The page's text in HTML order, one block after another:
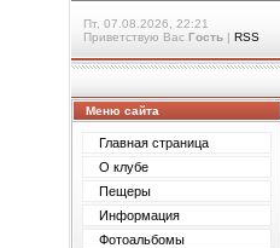
Пт, 07.08.2026, 22:21
Приветствую Вас Гость | RSS
Меню сайта
Главная страница
О клубе
Пещеры
Информация
Фотоальбомы